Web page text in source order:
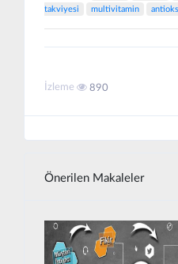
takviyesi
multivitamin
İzleme 890
Önerilen Makaleler